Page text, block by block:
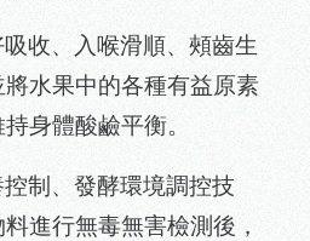
收、入喉滑順、頰齒生
水果中的各種有益原素
身體酸鹼平衡。
制、發酵環境調控技
進行無毒無害檢測後，